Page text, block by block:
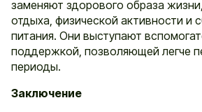
заменяют здорового образа
отдыха, физической активности и
питания. Они выступают
поддержкой, позволяющей легче
периоды.
Заключение